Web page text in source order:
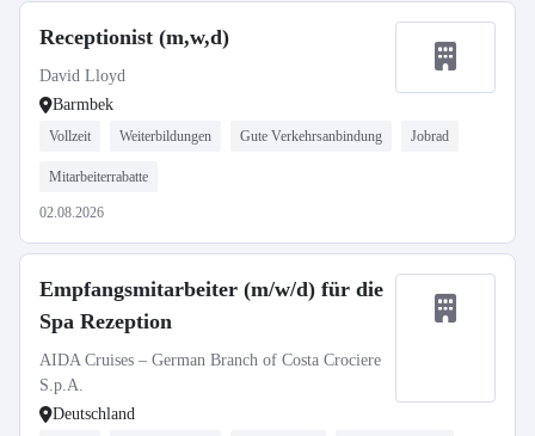
Receptionist (m,w,d)
David Lloyd
Barmbek
Vollzeit Weiterbildungen Gute Verkehrsanbindung Jobrad
Mitarbeiterrabatte
02.08.2026
Empfangsmitarbeiter (m/w/d) für die
Spa Rezeption
AIDA Cruises – German Branch of Costa Crociere
S.p.A.
Deutschland